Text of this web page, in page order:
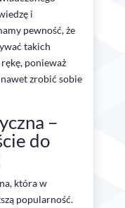
i
pewność, że
takich
ponieważ
zrobić sobie
–
do
która w
popularność.